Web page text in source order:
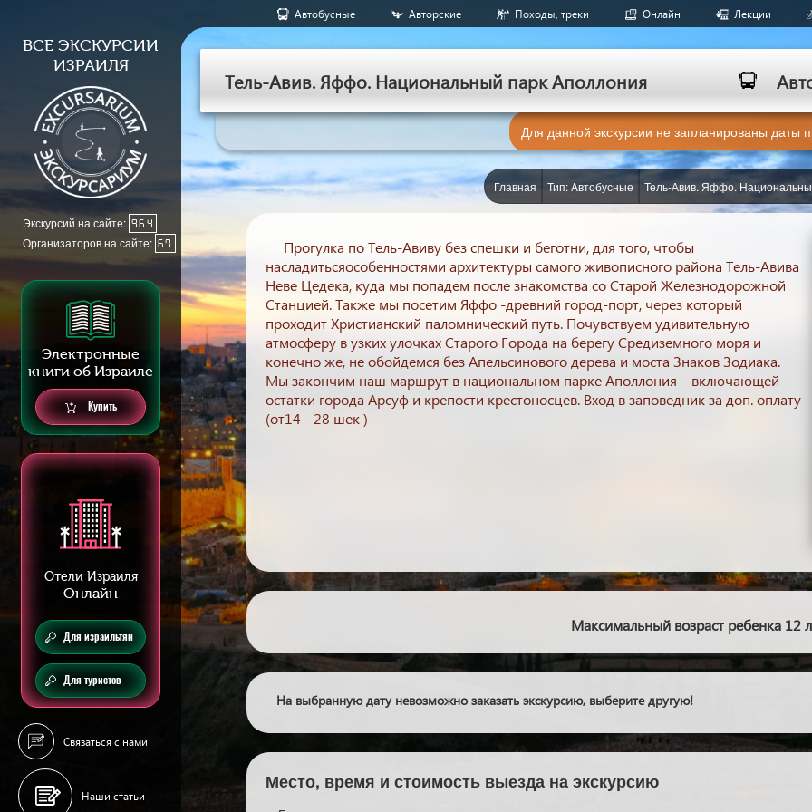
Aвтобусные Авторские Походы, треки Онлайн Лекции
ВСЕ ЭКСКУРСИИ
ИЗРАИЛЯ
Экскурсий на сайте: 964
Организаторов на сайте: 67
Электронные
книги об Израиле
Купить
Отели Израиля
Онлайн
Для израильтян
Для туристов
Связаться с нами
Наши статьи
Тель-Авив. Яффо. Национальный парк Аполлония
Для данной экскурсии не запланированы даты
Главная Тип: Aвтобусные Тель-Авив. Яффо.
Прогулка по Тель-Авиву без спешки и беготни, для того, чтобы
насладитьсяособенностями архитектуры самого живописного района Тель-Авива
Неве Цедека, куда мы попадем после знакомства со Старой Железнодорожной
Станцией. Также мы посетим Яффо -древний город-порт, через который
проходит Христианский паломнический путь. Почувствуем удивительную
атмосферу в узких улочках Старого Города на берегу Средиземного моря и
конечно же, не обойдемся без Апельсинового дерева и моста Знаков Зодиака.
Мы закончим наш маршрут в национальном парке Аполлония – включающей
остатки города Арсуф и крепости крестоносцев. Вход в заповедник за доп. оплату
(от14 - 28 шек )
Максимальный возраст ребенка 12
На выбранную дату невозможно заказать экскурсию, выберите другую!
Место, время и стоимость выезда на экскурсию